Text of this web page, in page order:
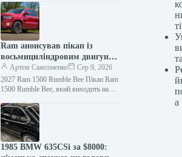
Внаслідок атаки постраждали
дев’ятеро людей, серед яких четверо…
Ram анонсував пікап із
восьмициліндровим двигуном
за шестизначну суму
Артем Самсоненко
Сер 9, 2026
2027 Ram 1500 Rumble Bee Пікап Ram
1500 Rumble Bee, який виходить на
Stellantis називає…
1985 BMW 635CSi за $8000:
ті
а